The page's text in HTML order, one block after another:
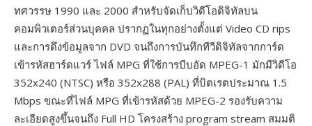
ทศวรรษ 1990 และ 2000 สำหรับจัดเก็บวิดีโอดิจิทัลบน
คอมพิวเตอร์ส่วนบุคคล ปรากฏในทุกอย่างตั้งแต่ Video CD rips
และการดึงข้อมูลจาก DVD จนถึงการบันทึกทีวีดิจิทัลจากการ์ด
เข้ารหัสฮาร์ดแวร์ ไฟล์ MPG ที่ใช้การบีบอัด MPEG-1 มักมีวิดีโอ
352x240 (NTSC) หรือ 352x288 (PAL) ที่บิตเรตประมาณ 1.5
Mbps ขณะที่ไฟล์ MPG ที่เข้ารหัสด้วย MPEG-2 รองรับความ
ละเอียดสูงขึ้นจนถึง Full HD โครงสร้าง program stream สมมติ